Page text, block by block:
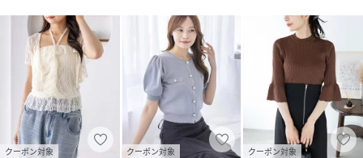
サイズ
クリーニング 水洗いによる洗濯不可 / ドライクリーニング可
品番
RV2840_108A1
108A1-142421-030-F RV2840
クーポン対象 クーポン対象 クーポン対象